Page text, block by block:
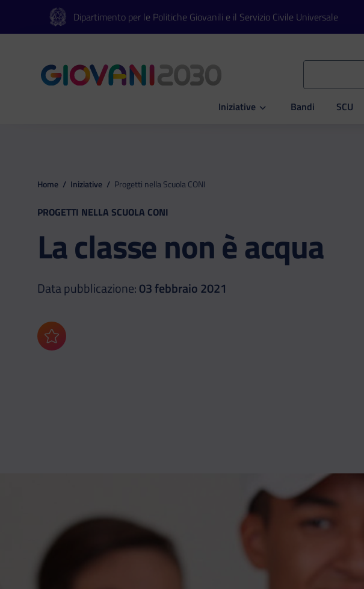
Vai al contenuto principale
Vai al footer Dipartimento per le Politiche Giovanili e il Servizio Civile Universale
Iniziative
Apri Iniziative Bandi SCU
Home / Iniziative / Progetti nella Scuola CONI
PROGETTI NELLA SCUOLA CONI
La classe non è acqua
Data pubblicazione:03 febbraio 2021
Aggiungi ai preferiti